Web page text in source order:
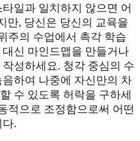
일과 일치하지 않으면 어
만, 당신은 당신의 교육을
주의 수업에서 촉각 학습
신 마인드맵을 만들거나
성하세요. 청각 중심의 수
하여 나중에 자신만의 차
수 있도록 허락을 구하세
적으로 조정함으로써 어떤
.